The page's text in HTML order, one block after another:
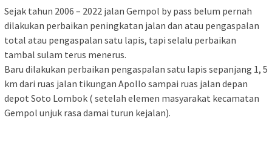
Sejak tahun 2006 – 2022 jalan Gempol by pass belum pernah
dilakukan perbaikan peningkatan jalan dan atau pengaspalan
total atau pengaspalan satu lapis, tapi selalu perbaikan
tambal sulam terus menerus.
Baru dilakukan perbaikan pengaspalan satu lapis sepanjang 1, 5
km dari ruas jalan tikungan Apollo sampai ruas jalan depan
depot Soto Lombok ( setelah elemen masyarakat kecamatan
Gempol unjuk rasa damai turun kejalan).